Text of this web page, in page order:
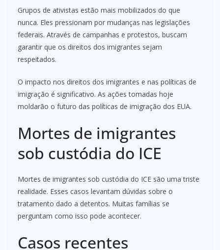
Grupos de ativistas estão mais mobilizados do que
nunca. Eles pressionam por mudanças nas legislações
federais. Através de campanhas e protestos, buscam
garantir que os direitos dos imigrantes sejam
respeitados.
O impacto nos direitos dos imigrantes e nas políticas de
imigração é significativo. As ações tomadas hoje
moldarão o futuro das políticas de imigração dos EUA.
Mortes de imigrantes
sob custódia do ICE
Mortes de imigrantes sob custódia do ICE são uma triste
realidade. Esses casos levantam dúvidas sobre o
tratamento dado a detentos. Muitas famílias se
perguntam como isso pode acontecer.
Casos recentes